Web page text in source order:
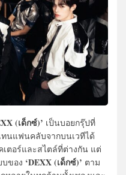
(เด็กซ์)’ เป็นบอยกรุ๊ปที่
ทนแฟนคลับจากบนเวทีได้
ตอร์และสไตล์ที่ต่างกัน แต่
ของ ‘DEXX (เด็กซ์)’ ตาม